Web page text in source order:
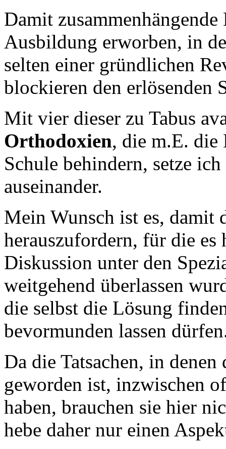
Damit
Ausbildung erworben, in
selten einer gründlichen
blockieren den erlösenden
Mit vier dieser zu Tabus
Orthodoxien, die m.E. die
Schule behindern, setze
auseinander.
Mein Wunsch ist es,
herauszufordern, für die
Diskussion unter den
weitgehend überlassen
die selbst die Lösung
bevormunden lassen
Da die Tatsachen, in
geworden ist, inzwischen
haben, brauchen sie hier
hebe daher nur einen